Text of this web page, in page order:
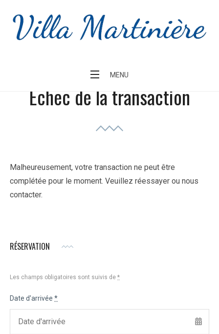
content
MENU
Échec de la transaction
Malheureusement, votre transaction ne peut être
complétée pour le moment. Veuillez réessayer ou nous
contacter.
RÉSERVATION
Les champs obligatoires sont suivis de *
Date d'arrivée *